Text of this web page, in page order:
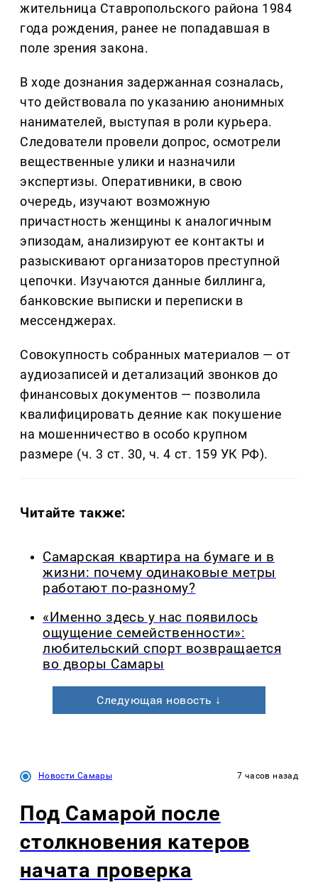
жительница Ставропольского района 1984
года рождения, ранее не попадавшая в
поле зрения закона.
В ходе дознания задержанная созналась,
что действовала по указанию анонимных
нанимателей, выступая в роли курьера.
Следователи провели допрос, осмотрели
вещественные улики и назначили
экспертизы. Оперативники, в свою
очередь, изучают возможную
причастность женщины к аналогичным
эпизодам, анализируют ее контакты и
разыскивают организаторов преступной
цепочки. Изучаются данные биллинга,
банковские выписки и переписки в
мессенджерах.
Совокупность собранных материалов — от
аудиозаписей и детализаций звонков до
финансовых документов — позволила
квалифицировать деяние как покушение
на мошенничество в особо крупном
размере (ч. 3 ст. 30, ч. 4 ст. 159 УК РФ).
Читайте также:
Самарская квартира на бумаге и в
жизни: почему одинаковые метры
работают по-разному?
«Именно здесь у нас появилось
ощущение семейственности»:
любительский спорт возвращается
во дворы Самары
Следующая новость ↓
Новости Самары 7 часов назад
Под Самарой после
столкновения катеров
начата проверка